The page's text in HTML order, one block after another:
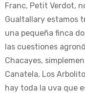
Franc, Petit Verdot,
Gualtallary estamos
una pequeña finca
las cuestiones
Chacayes,
Canatela, Los
hay toda la uva que